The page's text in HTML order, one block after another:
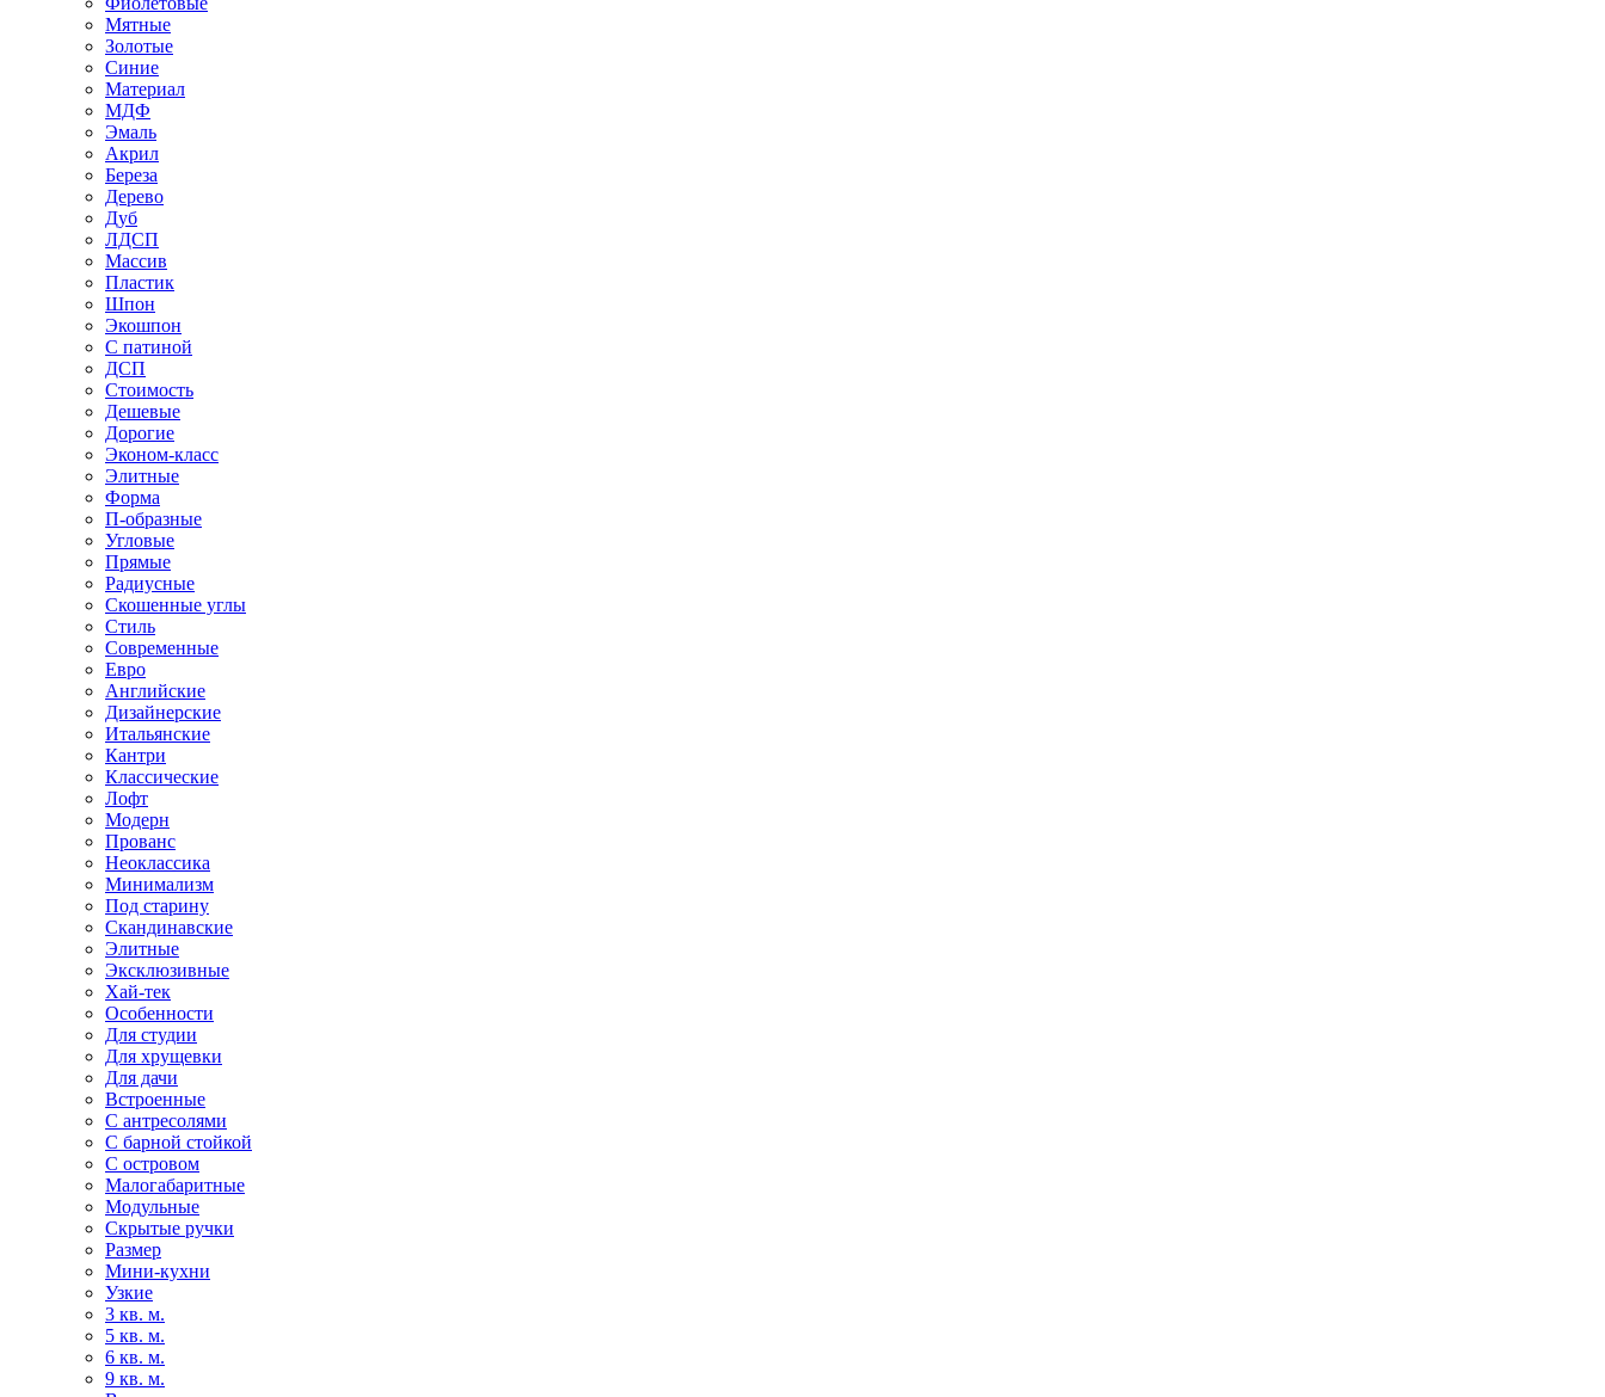
Мятные
Золотые
Синие
Материал
МДФ
Эмаль
Акрил
Береза
Дерево
Дуб
ЛДСП
Массив
Пластик
Шпон
Экошпон
С патиной
ДСП
Стоимость
Дешевые
Дорогие
Эконом-класс
Элитные
Форма
П-образные
Угловые
Прямые
Радиусные
Скошенные углы
Стиль
Современные
Евро
Английские
Дизайнерские
Итальянские
Кантри
Классические
Лофт
Модерн
Прованс
Неоклассика
Минимализм
Под старину
Скандинавские
Элитные
Эксклюзивные
Хай-тек
Особенности
Для студии
Для хрущевки
Для дачи
Встроенные
С антресолями
С барной стойкой
С островом
Малогабаритные
Модульные
Скрытые ручки
Размер
Мини-кухни
Узкие
3 кв. м.
5 кв. м.
6 кв. м.
9 кв. м.